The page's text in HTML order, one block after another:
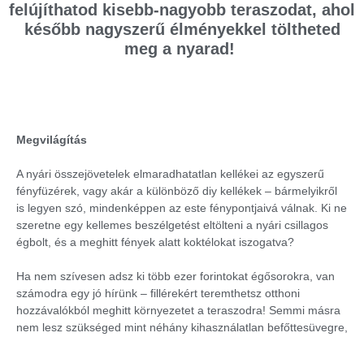
felújíthatod kisebb-nagyobb teraszodat, ahol
később nagyszerű élményekkel töltheted
meg a nyarad!
Megvilágítás
A nyári összejövetelek elmaradhatatlan kellékei az egyszerű
fényfüzérek, vagy akár a különböző diy kellékek – bármelyikről
is legyen szó, mindenképpen az este fénypontjaivá válnak. Ki ne
szeretne egy kellemes beszélgetést eltölteni a nyári csillagos
égbolt, és a meghitt fények alatt koktélokat iszogatva?
Ha nem szívesen adsz ki több ezer forintokat égősorokra, van
számodra egy jó hírünk – fillérekért teremthetsz otthoni
hozzávalókból meghitt környezetet a teraszodra! Semmi másra
nem lesz szükséged mint néhány kihasználatlan befőttesüvegre,